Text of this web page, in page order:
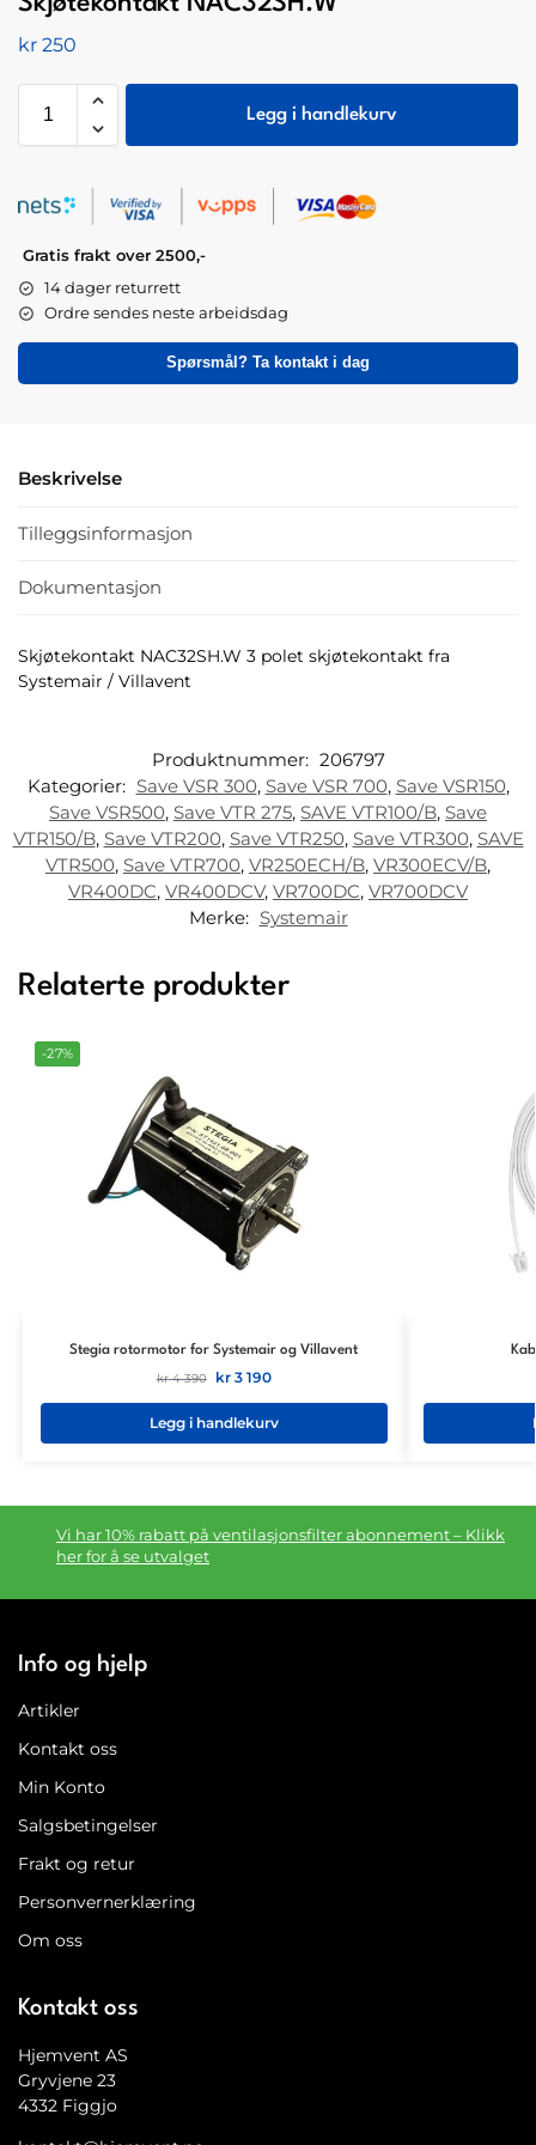
kr 250
Legg i handlekurv
Gratis frakt over 2500,-
14 dager returrett
Ordre sendes neste arbeidsdag
Spørsmål? Ta kontakt i dag
Beskrivelse
Tilleggsinformasjon
Dokumentasjon
Skjøtekontakt NAC32SH.W 3 polet skjøtekontakt fra
Systemair / Villavent
Produktnummer: 206797
Kategorier: Save VSR 300, Save VSR 700, Save VSR150,
Save VSR500, Save VTR 275, SAVE VTR100/B, Save
VTR150/B, Save VTR200, Save VTR250, Save VTR300, SAVE
VTR500, Save VTR700, VR250ECH/B, VR300ECV/B,
VR400DC, VR400DCV, VR700DC, VR700DCV
Merke: Systemair
Relaterte produkter
-27%
Stegia rotormotor for Systemair og Villavent
kr4 390 kr3 190
Legg i handlekurv
Vi har 10% rabatt på ventilasjonsfilter abonnement – Klikk
her for å se utvalget
Info og hjelp
Artikler
Kontakt oss
Min Konto
Salgsbetingelser
Frakt og retur
Personvernerklæring
Om oss
Kontakt oss
Hjemvent AS
Gryvjene 23
4332 Figgjo